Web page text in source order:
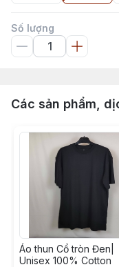
Số lượng
Các sản phẩm,
Áo thun Cổ tròn Đen|
Unisex 100% Cotton